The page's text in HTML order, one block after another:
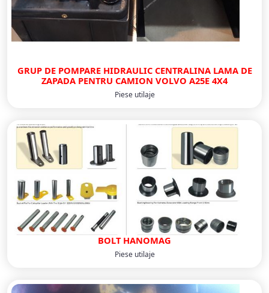
GRUP DE POMPARE HIDRAULIC CENTRALINA LAMA DE
ZAPADA PENTRU CAMION VOLVO A25E 4X4
Piese utilaje
BOLT HANOMAG
Piese utilaje